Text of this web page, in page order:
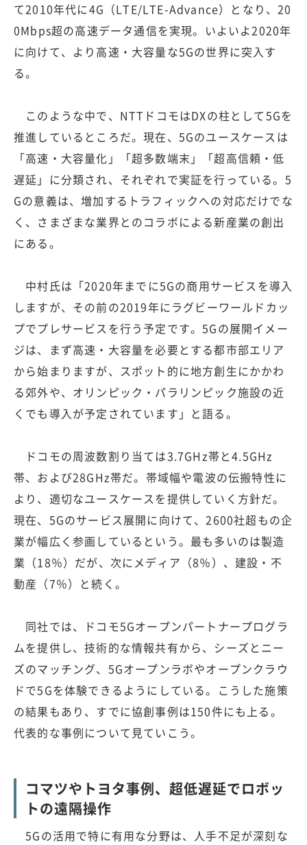
て2010年代に4G（LTE/LTE-Advance）となり、20
0Mbps超の高速データ通信を実現。いよいよ2020年
に向けて、より高速・大容量な5Gの世界に突入す
る。
このような中で、NTTドコモはDXの柱として5Gを
推進しているところだ。現在、5Gのユースケースは
「高速・大容量化」「超多数端末」「超高信頼・低
遅延」に分類され、それぞれで実証を行っている。5
Gの意義は、増加するトラフィックへの対応だけでな
く、さまざまな業界とのコラボによる新産業の創出
にある。
中村氏は「2020年までに5Gの商用サービスを導入
しますが、その前の2019年にラグビーワールドカッ
プでプレサービスを行う予定です。5Gの展開イメー
ジは、まず高速・大容量を必要とする都市部エリア
から始まりますが、スポット的に地方創生にかかわ
る郊外や、オリンピック・パラリンピック施設の近
くでも導入が予定されています」と語る。
ドコモの周波数割り当ては3.7GHz帯と4.5GHz
帯、および28GHz帯だ。帯域幅や電波の伝搬特性に
より、適切なユースケースを提供していく方針だ。
現在、5Gのサービス展開に向けて、2600社超もの企
業が幅広く参画しているという。最も多いのは製造
業（18％）だが、次にメディア（8％）、建設・不
動産（7％）と続く。
同社では、ドコモ5Gオープンパートナープログラ
ムを提供し、技術的な情報共有から、シーズとニー
ズのマッチング、5Gオープンラボやオープンクラウ
ドで5Gを体験できるようにしている。こうした施策
の結果もあり、すでに協創事例は150件にも上る。
代表的な事例について見ていこう。
コマツやトヨタ事例、超低遅延でロボッ
トの遠隔操作
5Gの活用で特に有用な分野は、人手不足が深刻な